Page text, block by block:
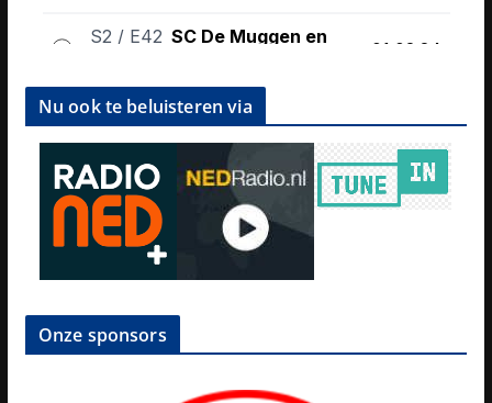
Nu ook te beluisteren via
Onze sponsors